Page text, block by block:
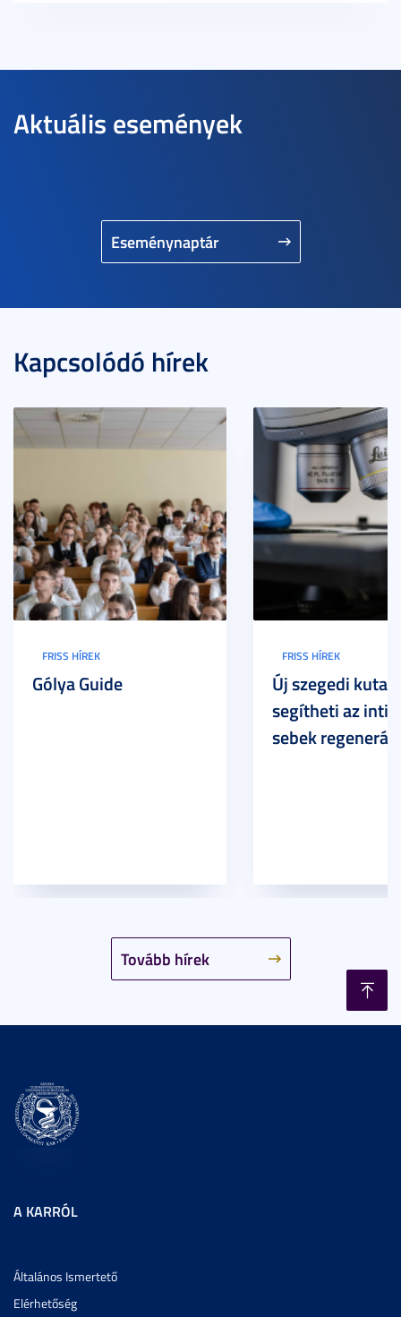
Aktuális események
Eseménynaptár
Kapcsolódó hírek
Tovább hírek
FRISS HÍREK
Gólya Guide
FRISS HÍREK
Új szegedi
segítheti az
sebek
A KARRÓL
Általános Ismertető
Elérhetőség